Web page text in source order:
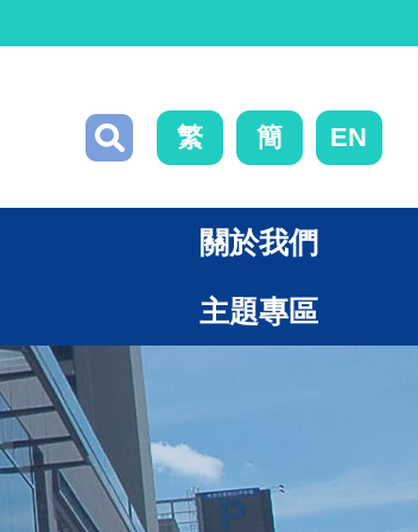
繁 簡 EN
關於我們
主題專區